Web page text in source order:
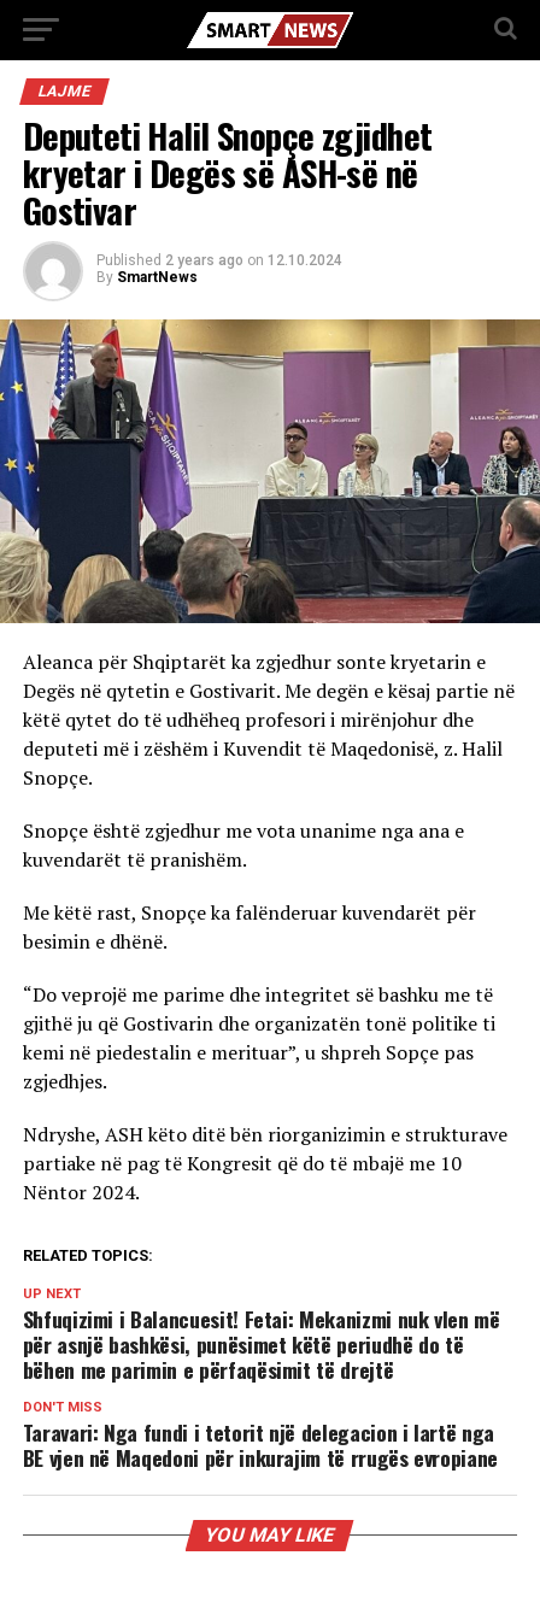
LAJME
Deputeti Halil Snopçe zgjidhet
kryetar i Degës së ASH-së në
Gostivar
Published 2 years ago on 12.10.2024
By SmartNews
Aleanca për Shqiptarët ka zgjedhur sonte kryetarin e
Degës në qytetin e Gostivarit. Me degën e kësaj partie në
këtë qytet do të udhëheq profesori i mirënjohur dhe
deputeti më i zëshëm i Kuvendit të Maqedonisë, z. Halil
Snopçe.
Snopçe është zgjedhur me vota unanime nga ana e
kuvendarët të pranishëm.
Me këtë rast, Snopçe ka falënderuar kuvendarët për
besimin e dhënë.
“Do veprojë me parime dhe integritet së bashku me të
gjithë ju që Gostivarin dhe organizatën tonë politike ti
kemi në piedestalin e merituar”, u shpreh Sopçe pas
zgjedhjes.
Ndryshe, ASH këto ditë bën riorganizimin e strukturave
partiake në pag të Kongresit që do të mbajë me 10
Nëntor 2024.
RELATED TOPICS:
UP NEXT
Shfuqizimi i Balancuesit! Fetai: Mekanizmi nuk vlen më
për asnjë bashkësi, punësimet këtë periudhë do të
bëhen me parimin e përfaqësimit të drejtë
DON'T MISS
Taravari: Nga fundi i tetorit një delegacion i lartë nga
BE vjen në Maqedoni për inkurajim të rrugës evropiane
YOU MAY LIKE